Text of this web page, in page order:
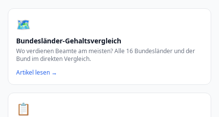
🗺️
Bundesländer-Gehaltsvergleich
Wo verdienen Beamte am meisten? Alle 16 Bundesländer und der
Bund im direkten Vergleich.
Artikel lesen →
📋